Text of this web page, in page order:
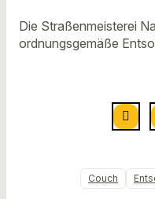
Die Straßenmeisterei
ordnungsgemäße
Couch